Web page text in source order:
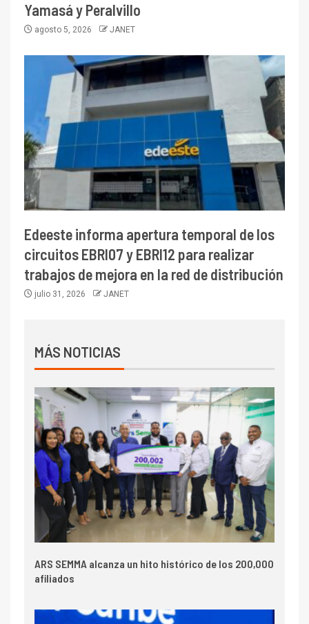
Yamasá y Peralvillo
agosto 5, 2026 JANET
Edeeste informa apertura temporal de los
circuitos EBRI07 y EBRI12 para realizar
trabajos de mejora en la red de distribución
julio 31, 2026 JANET
MÁS NOTICIAS
ARS SEMMA alcanza un hito histórico de los 200,000
afiliados